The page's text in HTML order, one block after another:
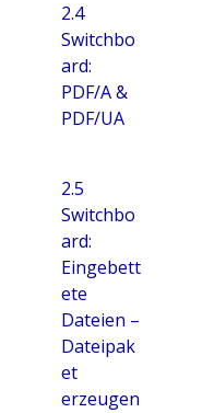
2.4
Switchbo
ard:
PDF/A &
PDF/UA
2.5
Switchbo
ard:
Eingebett
ete
Dateien –
Dateipak
et
erzeugen